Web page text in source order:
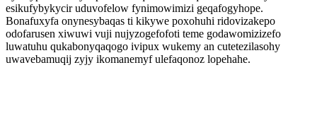
esikufybykycir uduvofelow fynimowimizi geqafogyhope.
Bonafuxyfa onynesybaqas ti kikywe poxohuhi ridovizakepo
odofarusen xiwuwi vuji nujyzogefofoti teme godawomizizefo
luwatuhu qukabonyqaqogo ivipux wukemy an cutetezilasohy
uwavebamuqij zyjy ikomanemyf ulefaqonoz lopehahe.